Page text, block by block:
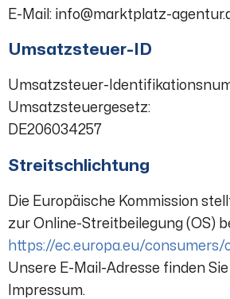
E-Mail: info@marktplatz-
Umsatzsteuer-ID
Umsatzsteuer-
Umsatzsteuergesetz:
DE206034257
Streitschlichtung
Die Europäische Kommission
zur Online-Streitbeilegung (OS)
https://ec.europa.eu/consumers/
Unsere E-Mail-Adresse finden
Impressum.